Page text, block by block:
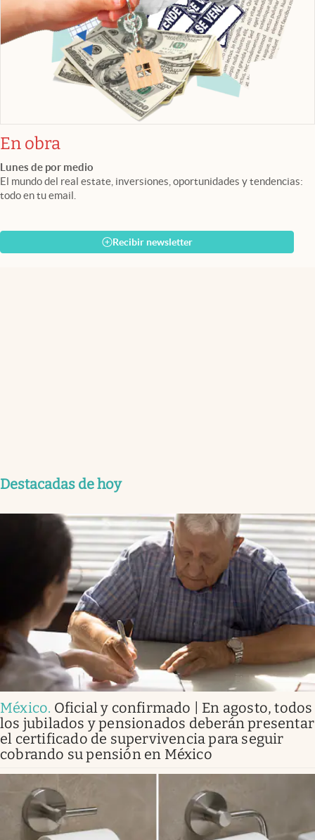
En obra
Lunes de por medio
El mundo del real estate, inversiones, oportunidades y tendencias:
todo en tu email.
Recibir newsletter
Destacadas de hoy
México. Oficial y confirmado | En agosto, todos
los jubilados y pensionados deberán presentar
el certificado de supervivencia para seguir
cobrando su pensión en México